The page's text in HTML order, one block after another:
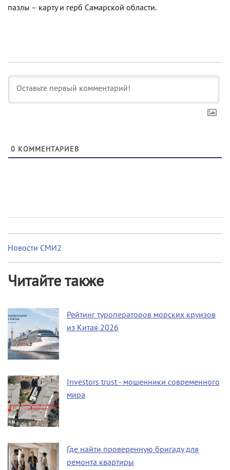
пазлы – карту и герб Самарской области.
0 КОММЕНТАРИЕВ
Новости СМИ2
Читайте также
Рейтинг туроператоров морских круизов
из Китая 2026
Investors trust - мошенники современного
мира
Где найти проверенную бригаду для
ремонта квартиры